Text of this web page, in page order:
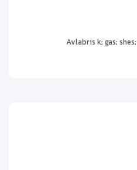
خانواده‌ها، زوج‌ها و مسافران
Avlabris k; gas;